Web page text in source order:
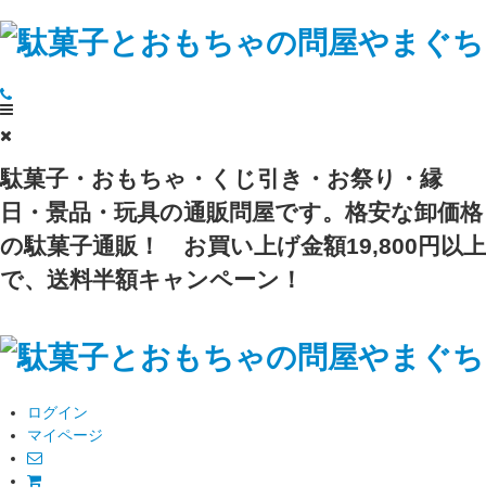
駄菓子・おもちゃ・くじ引き・お祭り・縁
日・景品・玩具の通販問屋です。格安な卸価格
の駄菓子通販！
お買い上げ金額19,800円以上
で、送料半額キャンペーン！
ログイン
マイページ